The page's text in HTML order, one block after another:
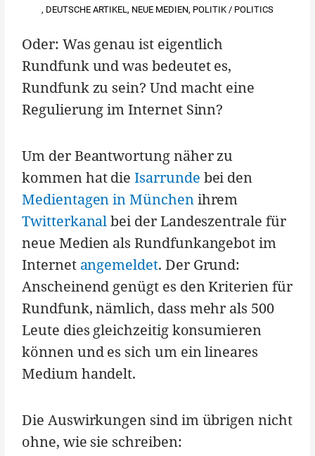
, DEUTSCHE ARTIKEL, NEUE MEDIEN, POLITIK / POLITICS
Oder: Was genau ist eigentlich
Rundfunk und was bedeutet es,
Rundfunk zu sein? Und macht eine
Regulierung im Internet Sinn?
Um der Beantwortung näher zu
kommen hat dieIsarrunde bei den
Medientagen in Münchenihrem
Twitterkanalbei der Landeszentrale für
neue Medien als Rundfunkangebot im
Internet angemeldet. Der Grund:
Anscheinend genügt es den Kriterien für
Rundfunk, nämlich, dass mehr als 500
Leute dies gleichzeitig konsumieren
können und es sich um ein lineares
Medium handelt.
Die Auswirkungen sind im übrigen nicht
ohne, wie sie schreiben: